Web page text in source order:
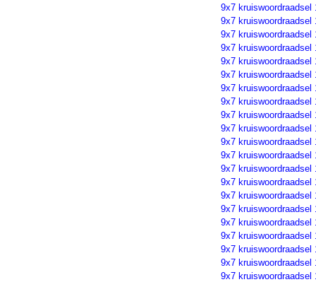
9x7 kruiswoordraadsel
9x7 kruiswoordraadsel
9x7 kruiswoordraadsel
9x7 kruiswoordraadsel
9x7 kruiswoordraadsel
9x7 kruiswoordraadsel
9x7 kruiswoordraadsel
9x7 kruiswoordraadsel
9x7 kruiswoordraadsel
9x7 kruiswoordraadsel
9x7 kruiswoordraadsel
9x7 kruiswoordraadsel
9x7 kruiswoordraadsel
9x7 kruiswoordraadsel
9x7 kruiswoordraadsel
9x7 kruiswoordraadsel
9x7 kruiswoordraadsel
9x7 kruiswoordraadsel
9x7 kruiswoordraadsel
9x7 kruiswoordraadsel
9x7 kruiswoordraadsel